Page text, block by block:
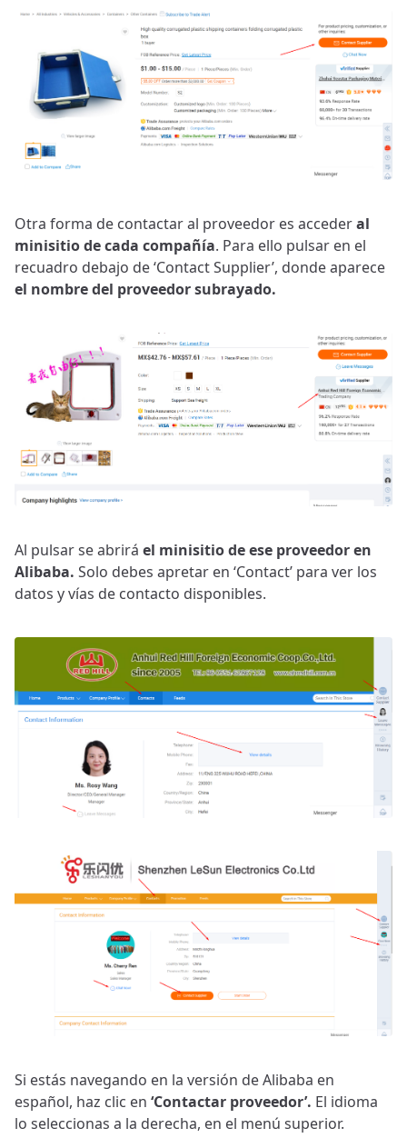
Otra forma de contactar al proveedor es accederal
minisitio de cada compañía. Para ello pulsar en el
recuadro debajo de ‘Contact Supplier’, donde aparece
el nombre del proveedor subrayado.
Al pulsar se abrirá el minisitio de ese proveedor en
Alibaba. Solo debes apretar en ‘Contact’ para ver los
datos y vías de contacto disponibles.
Si estás navegando en la versión de Alibaba en
español, haz clic en ‘Contactar proveedor’. El idioma
lo seleccionas a la derecha, en el menú superior.